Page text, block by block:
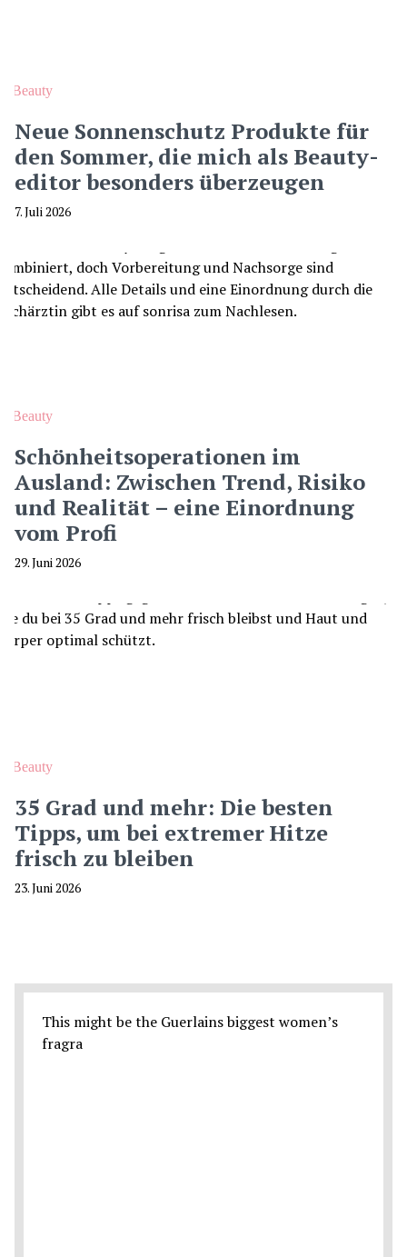
Beauty
Neue Sonnenschutz Produkte für
den Sommer, die mich als Beauty-
editor besonders überzeugen
7. Juli 2026
Beauty
Schönheitsoperationen im
Ausland: Zwischen Trend, Risiko
und Realität – eine Einordnung
vom Profi
29. Juni 2026
Beauty
35 Grad und mehr: Die besten
Tipps, um bei extremer Hitze
frisch zu bleiben
23. Juni 2026
This might be the Guerlains biggest women’s
fragra